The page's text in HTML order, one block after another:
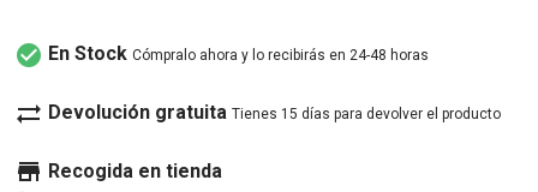
check_circle En Stock Cómpralo ahora y lo recibirás en 24-48 horas
sync_alt Devolución gratuita Tienes 15 días para devolver el producto
store Recogida en tienda